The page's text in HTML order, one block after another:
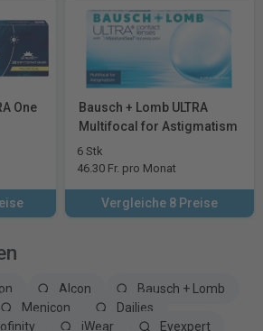
One
Bausch + Lomb ULTRA
Multifocal for Astigmatism
6 Stk
46.30 Fr. pro Monat
Vergleiche 8 Preise
Alcon
Bausch + Lomb
Menicon
Dailies
iWear
Eyexpert